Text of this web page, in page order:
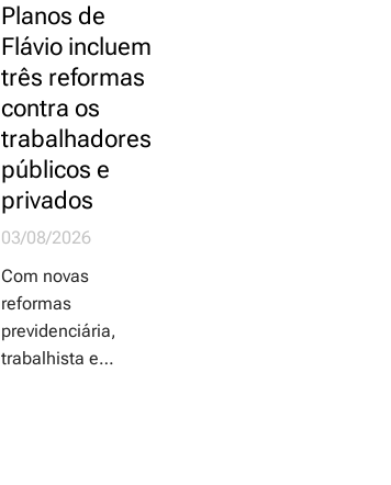
Planos de
Flávio incluem
três reformas
contra os
trabalhadores
públicos e
privados
03/08/2026
Com novas
reformas
previdenciária,
trabalhista e